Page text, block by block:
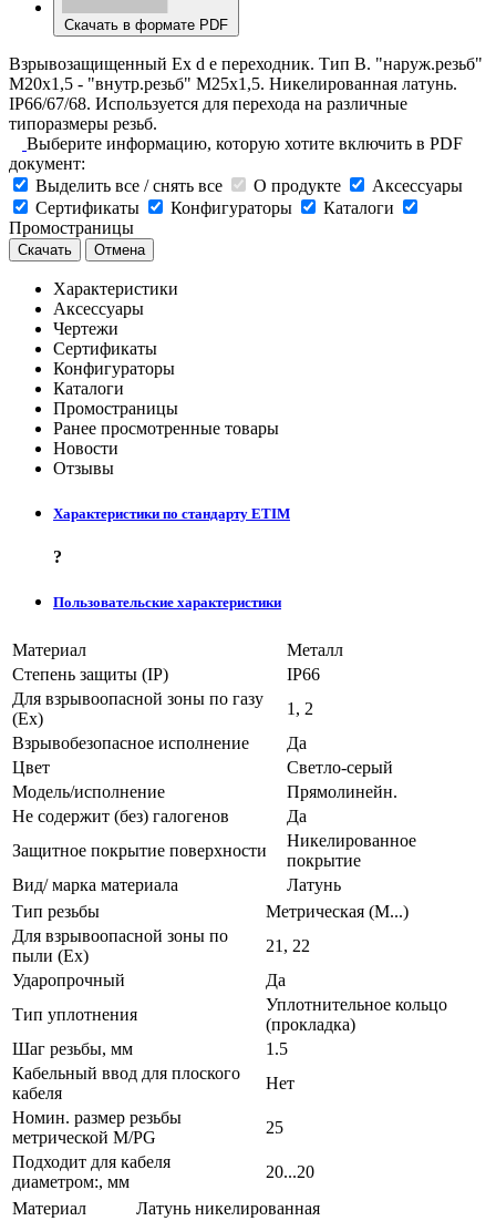
Скачать в формате PDF
Взрывозащищенный Ex d e переходник. Тип В. "наруж.резьб"
М20х1,5 - "внутр.резьб" M25х1,5. Никелированная латунь.
IP66/67/68. Используется для перехода на различные
типоразмеры резьб.
Выберите информацию, которую хотите включить в PDF
документ:
Выделить все / снять все
О продукте
Аксессуары
Сертификаты
Конфигураторы
Каталоги
Промостраницы
Скачать Отмена
Характеристики
Аксессуары
Чертежи
Сертификаты
Конфигураторы
Каталоги
Промостраницы
Ранее просмотренные товары
Новости
Отзывы
Характеристики по стандарту ETIM
?
Пользовательские характеристики
Материал
Металл
Степень защиты (IP)
IP66
Для взрывоопасной зоны по газу
(Ex)
1, 2
Взрывобезопасное исполнение
Да
Цвет
Светло-серый
Модель/исполнение
Прямолинейн.
Не содержит (без) галогенов
Да
Защитное покрытие поверхности
Никелированное
покрытие
Вид/ марка материала
Латунь
Тип резьбы
Метрическая (M...)
Для взрывоопасной зоны по
пыли (Ex)
21, 22
Ударопрочный
Да
Тип уплотнения
Уплотнительное кольцо
(прокладка)
Шаг резьбы, мм
1.5
Кабельный ввод для плоского
кабеля
Нет
Номин. размер резьбы
метрической M/PG
25
Подходит для кабеля
диаметром:, мм
20...20
Материал
Латунь никелированная